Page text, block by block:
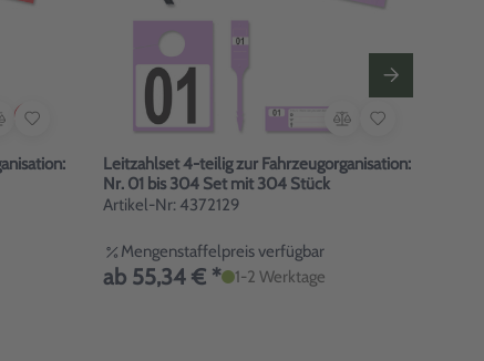
Leitzahlset 4-teilig zur Fahrzeugorganisation:
Nr. 01 bis 304 Set mit 304 Stück
Artikel-Nr: 4372129
Mengenstaffelpreis verfügbar
ab 55,34 € * 1-2 Werktage